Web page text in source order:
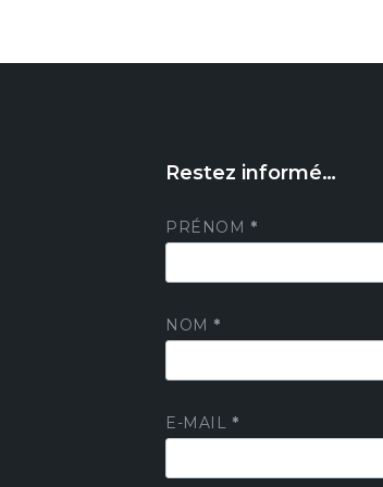
Restez informé…
PRÉNOM *
NOM *
E-MAIL *